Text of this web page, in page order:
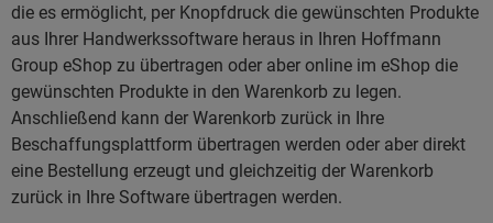
die es ermöglicht, per Knopfdruck die gewünschten Produkte
aus Ihrer Handwerkssoftware heraus in Ihren Hoffmann
Group eShop zu übertragen oder aber online im eShop die
gewünschten Produkte in den Warenkorb zu legen.
Anschließend kann der Warenkorb zurück in Ihre
Beschaffungsplattform übertragen werden oder aber direkt
eine Bestellung erzeugt und gleichzeitig der Warenkorb
zurück in Ihre Software übertragen werden.